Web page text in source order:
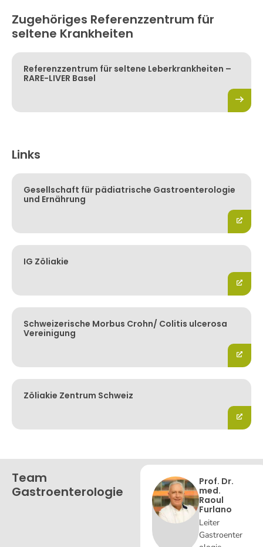
Zugehöriges Referenzzentrum für
seltene Krankheiten
Referenzzentrum für seltene Leberkrankheiten –
RARE-LIVER Basel
Links
Gesellschaft für pädiatrische Gastroenterologie
und Ernährung
IG Zöliakie
Schweizerische Morbus Crohn/ Colitis ulcerosa
Vereinigung
Zöliakie Zentrum Schweiz
Team
Gastroenterologie
Prof. Dr.
med.
Raoul
Furlano
Leiter
Gastroenter